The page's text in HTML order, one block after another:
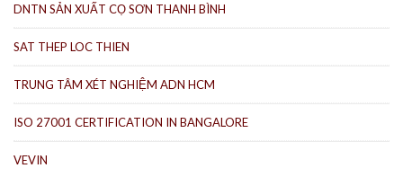
DNTN SẢN XUẤT CỌ SƠN THANH BÌNH
SAT THEP LOC THIEN
TRUNG TÂM XÉT NGHIỆM ADN HCM
ISO 27001 CERTIFICATION IN BANGALORE
VEVIN